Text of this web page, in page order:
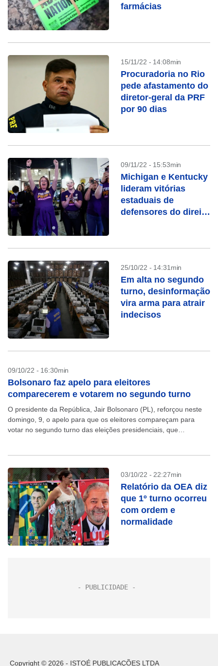
farmácias
15/11/22 - 14:08min
Procuradoria no Rio
pede afastamento do
diretor-geral da PRF
por 90 dias
09/11/22 - 15:53min
Michigan e Kentucky
lideram vitórias
estaduais de
defensores do direito
25/10/22 - 14:31min
Em alta no segundo
turno, desinformação
vira arma para atrair
indecisos
09/10/22 - 16:30min
Bolsonaro faz apelo para eleitores
comparecerem e votarem no segundo turno
O presidente da República, Jair Bolsonaro (PL), reforçou neste
domingo, 9, o apelo para que os eleitores compareçam para
votar no segundo turno das eleições presidenciais, que
03/10/22 - 22:27min
Relatório da OEA diz
que 1º turno ocorreu
com ordem e
normalidade
Copyright © 2026 - ISTOÉ PUBLICAÇÕES LTDA